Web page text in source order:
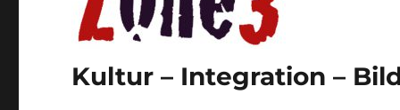
Kultur – Integration –